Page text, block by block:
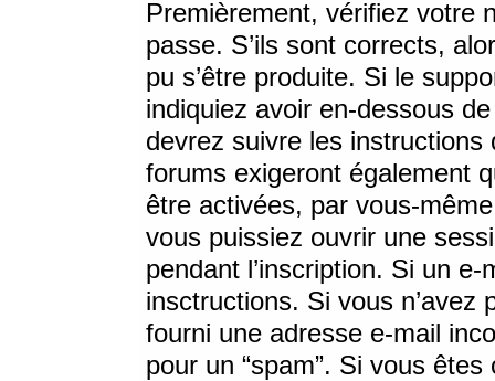
Premièrement, vérifiez votre
passe. S’ils sont corrects,
pu s’être produite. Si le
indiquiez avoir en-dessous
devrez suivre les
forums exigeront également
être activées, par vous-
vous puissiez ouvrir une
pendant l’inscription. Si un
insctructions. Si vous n’avez
fourni une adresse e-mail
pour un “spam”. Si vous